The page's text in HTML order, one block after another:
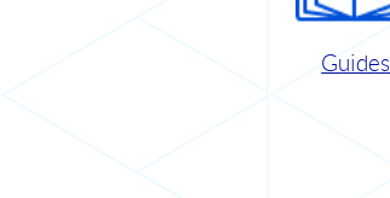
Guides